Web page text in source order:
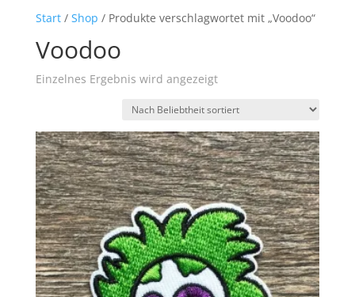
Start/ Shop / Produkte verschlagwortet mit „Voodoo“
Voodoo
Einzelnes Ergebnis wird angezeigt